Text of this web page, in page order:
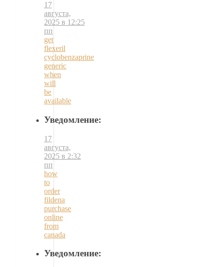
17
августа,
2025 в 12:25
пп
get
flexeril
cyclobenzaprine
generic
when
will
be
available
Уведомление:
17
августа,
2025 в 2:32
пп
how
to
order
fildena
purchase
online
from
canada
Уведомление: